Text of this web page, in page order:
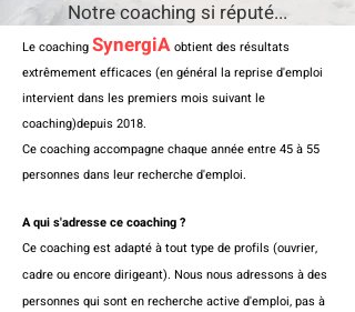
Notre coaching si réputé...
Le coachingSynergiA obtient des résultats
extrêmement efficaces (en général la reprise d'emploi
intervient dans les premiers mois suivant le
coaching)depuis 2018.
Ce coaching accompagne chaque année entre 45 à 55
personnes dans leur recherche d'emploi.
A qui s'adresse ce coaching ?
Ce coaching est adapté à tout type de profils (ouvrier,
cadre ou encore dirigeant). Nous nous adressons à des
personnes qui sont en recherche active d'emploi, pas à